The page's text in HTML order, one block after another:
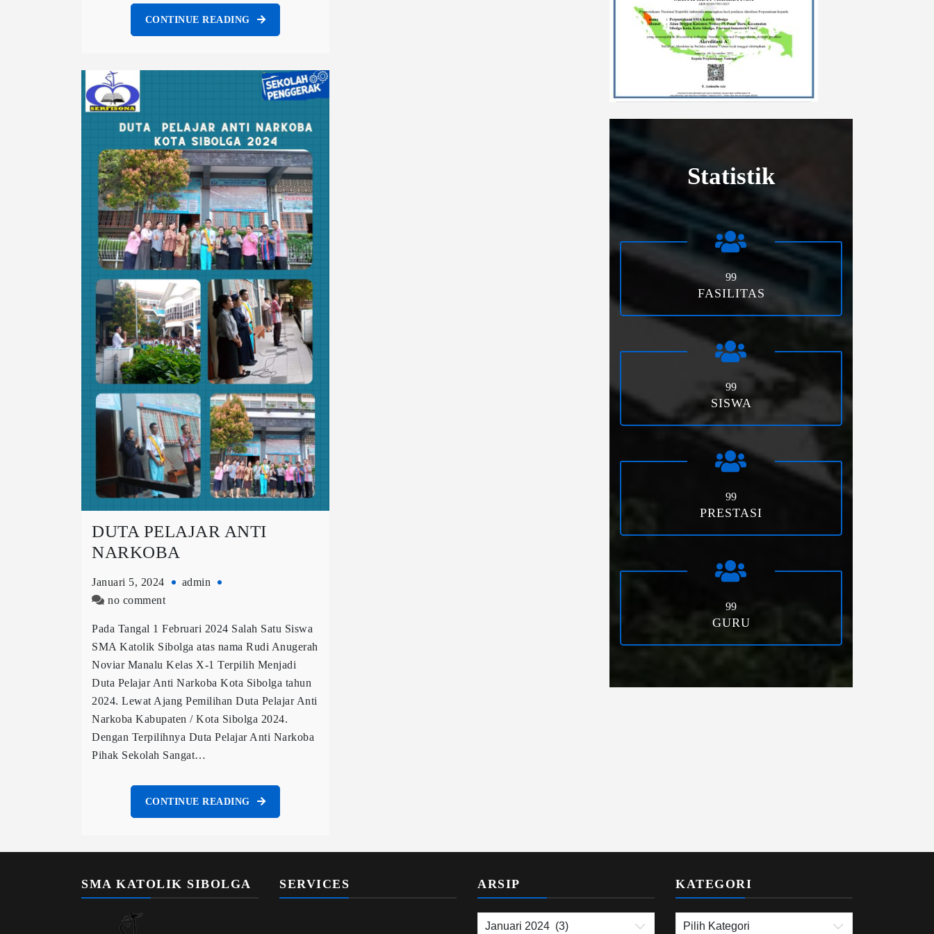
CONTINUE READING
DUTA PELAJAR ANTI
NARKOBA
Januari 5, 2024
admin
no comment
Pada Tangal 1 Februari 2024 Salah Satu Siswa
SMA Katolik Sibolga atas nama Rudi Anugerah
Noviar Manalu Kelas X-1 Terpilih Menjadi
Duta Pelajar Anti Narkoba Kota Sibolga tahun
2024. Lewat Ajang Pemilihan Duta Pelajar Anti
Narkoba Kabupaten / Kota Sibolga 2024.
Dengan Terpilihnya Duta Pelajar Anti Narkoba
Pihak Sekolah Sangat…
CONTINUE READING
Statistik
99
FASILITAS
99
SISWA
99
PRESTASI
99
GURU
SMA KATOLIK SIBOLGA SERVICES ARSIP KATEGORI